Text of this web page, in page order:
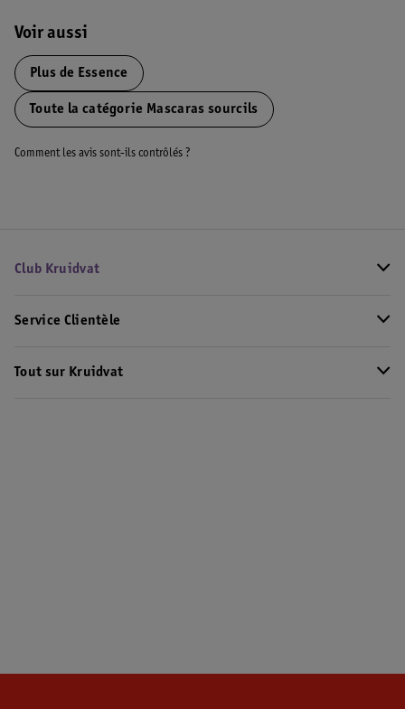
Voir aussi
Plus de Essence
Toute la catégorie Mascaras sourcils
Comment les avis sont-ils contrôlés ?
Club Kruidvat
Service Clientèle
Tout sur Kruidvat